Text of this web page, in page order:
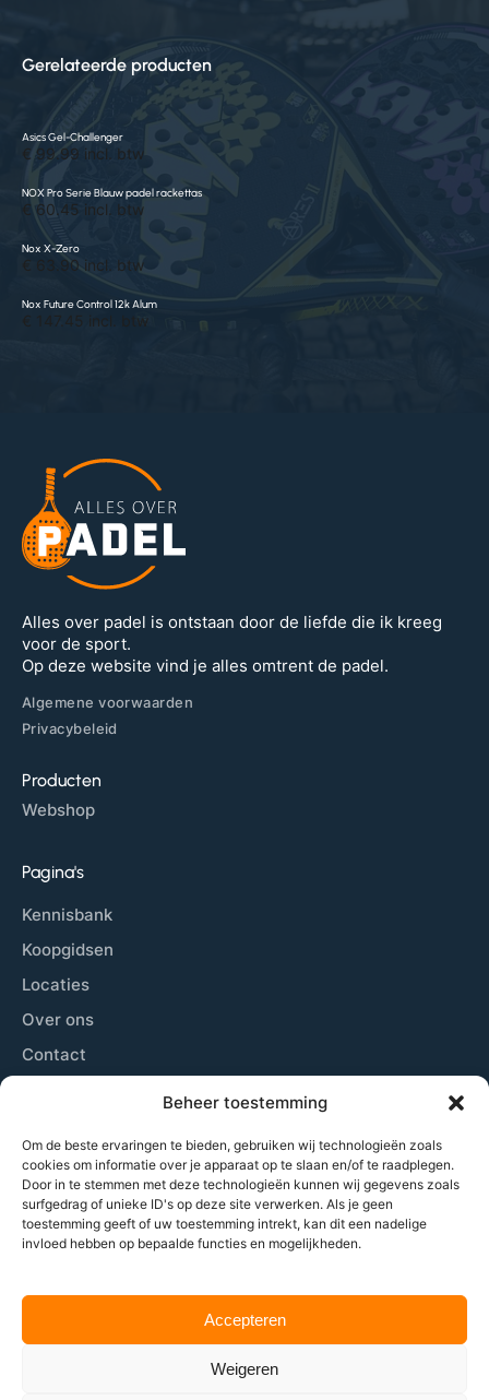
Beheer toestemming
Om de beste ervaringen te bieden, gebruiken wij technologieën zoals
cookies om informatie over je apparaat op te slaan en/of te raadplegen.
Door in te stemmen met deze technologieën kunnen wij gegevens zoals
surfgedrag of unieke ID's op deze site verwerken. Als je geen
toestemming geeft of uw toestemming intrekt, kan dit een nadelige
invloed hebben op bepaalde functies en mogelijkheden.
Accepteren
Weigeren
Gerelateerde producten
Asics Gel-Challenger
€ 99.99 incl. btw
NOX Pro Serie Blauw padel rackettas
€ 60.45 incl. btw
Nox X-Zero
€ 63.90 incl. btw
Nox Future Control 12k Alum
€ 147.45 incl. btw
Alles over padel is ontstaan door de liefde die ik kreeg
voor de sport.
Op deze website vind je alles omtrent de padel.
Algemene voorwaarden
Privacybeleid
Producten
Webshop
Pagina's
Kennisbank
Koopgidsen
Locaties
Over ons
Contact
Laatste nieuws
Wij plaatsen zowel nieuwsberichten, beschrijven de
beste locaties om padel te spelen, geven tips aan